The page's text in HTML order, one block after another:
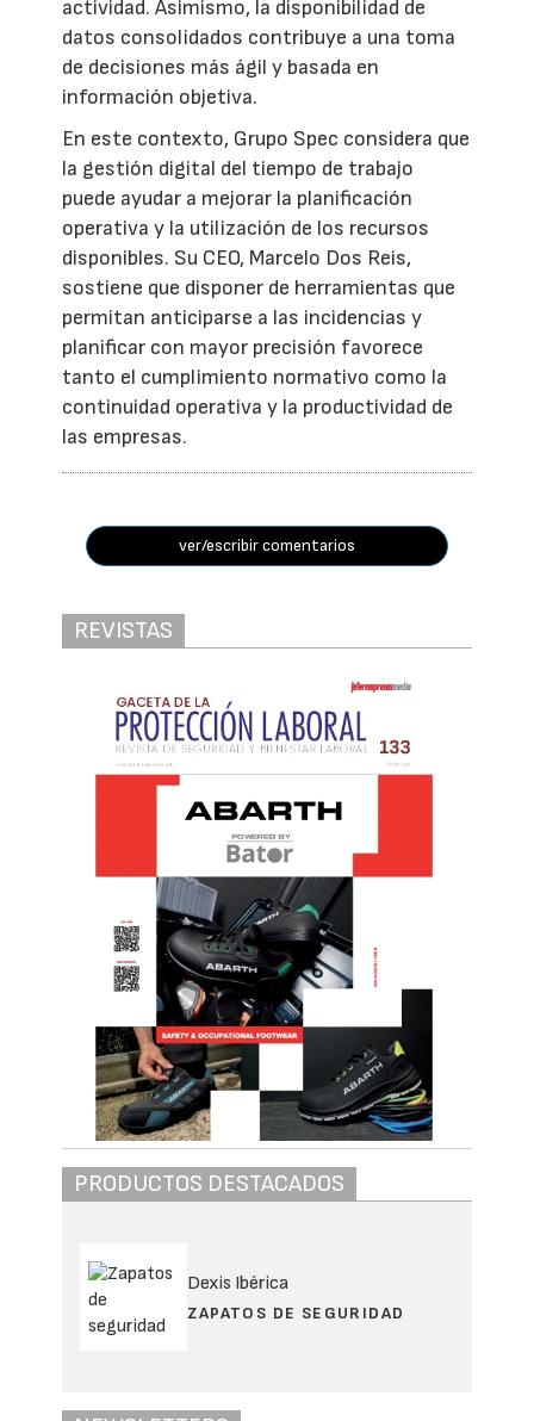
actividad. Asimismo, la disponibilidad de
datos consolidados contribuye a una toma
de decisiones más ágil y basada en
información objetiva.
En este contexto, Grupo Spec considera que
la gestión digital del tiempo de trabajo
puede ayudar a mejorar la planificación
operativa y la utilización de los recursos
disponibles. Su CEO, Marcelo Dos Reis,
sostiene que disponer de herramientas que
permitan anticiparse a las incidencias y
planificar con mayor precisión favorece
tanto el cumplimiento normativo como la
continuidad operativa y la productividad de
las empresas.
ver/escribir comentarios
REVISTAS
PRODUCTOS DESTACADOS
Dexis Ibérica
ZAPATOS DE SEGURIDAD